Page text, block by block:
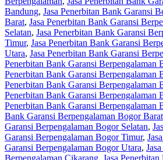
Bandung, Jasa Penerbitan Bank Garansi
Barat, Jasa Penerbitan Bank Garansi
Selatan, Jasa Penerbitan Bank Garansi
Timur, Jasa Penerbitan Bank Garansi
Utara, Jasa Penerbitan Bank Garansi
Penerbitan Bank Garansi Berpengalaman
Penerbitan Bank Garansi Berpengalaman
Penerbitan Bank Garansi Berpengalaman
Penerbitan Bank Garansi Berpengalaman
Penerbitan Bank Garansi Berpengalaman
Bank Garansi Berpengalaman Bogor Barat
Garansi Berpengalaman Bogor Selatan,
Garansi Berpengalaman Bogor Timur,
Garansi Berpengalaman Bogor Utara,
Berpengalaman Cikarang, Jasa